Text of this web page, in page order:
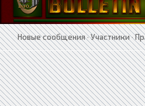
Новые сообщения·Участники·